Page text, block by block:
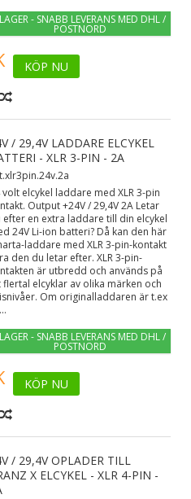
- SNABB LEVERANS MED DHL /
POSTNORD
KÖP NU
/ 29,4V LADDARE ELCYKEL
- XLR 3-PIN - 2A
volt elcykel laddare med XLR 3-pin
Output +24V / 29,4V 2A Letar
efter en extra laddare till din elcykel
24V Li-ion batteri? Då kan den här
laddare med XLR 3-pin-kontakt
den du letar efter. XLR 3-pin-
är utbredd och används på
flertal elcyklar av olika märken och
Om originalladdaren är t.ex
- SNABB LEVERANS MED DHL /
POSTNORD
KÖP NU
/ 29,4V OPLADER TILL
X ELCYKEL - XLR 4-PIN -